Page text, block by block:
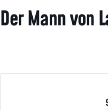
Der Mann von